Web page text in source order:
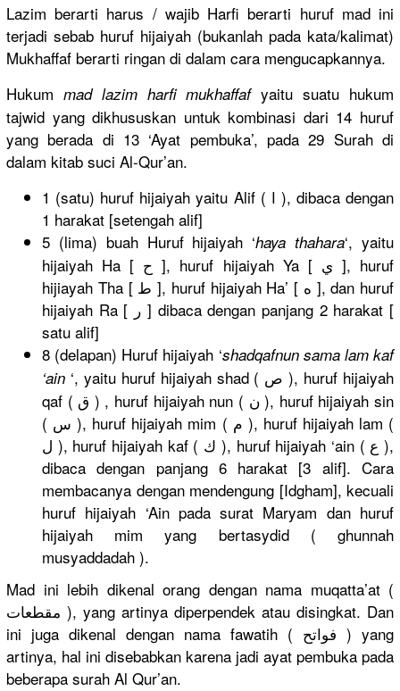
Lazim berarti harus / wajib Harfi berarti huruf mad ini
terjadi sebab huruf hijaiyah (bukanlah pada kata/kalimat)
Mukhaffaf berarti ringan di dalam cara mengucapkannya.
Hukum mad lazim harfi mukhaffafyaitu suatu hukum
tajwid yang dikhususkan untuk kombinasi dari 14 huruf
yang berada di 13 ‘Ayat pembuka’, pada 29 Surah di
dalam kitab suci Al-Qur’an.
1 (satu) huruf hijaiyah yaitu Alif ( ا ), dibaca dengan
1 harakat [setengah alif]
5 (lima) buah Huruf hijaiyah ‘haya thahara‘, yaitu
hijaiyah Ha [ ح ], huruf hijaiyah Ya [ ي ], huruf
hijiayah Tha [ ط ], huruf hijaiyah Ha’ [ ه ], dan huruf
hijaiyah Ra [ ر ] dibaca dengan panjang 2 harakat [
satu alif]
8 (delapan) Huruf hijaiyah ‘shadqafnun sama lam kaf
‘ain ‘, yaitu huruf hijaiyah shad ( ص ), huruf hijaiyah
qaf ( ق ) , huruf hijaiyah nun ( ن ), huruf hijaiyah sin
( س ), huruf hijaiyah mim ( م ), huruf hijaiyah lam (
ل ), huruf hijaiyah kaf ( ك ), huruf hijaiyah ‘ain ( ع ),
dibaca dengan panjang 6 harakat [3 alif]. Cara
membacanya dengan mendengung [Idgham], kecuali
huruf hijaiyah ‘Ain pada surat Maryam dan huruf
hijaiyah mim yang bertasydid ( ghunnah
musyaddadah ).
Mad ini lebih dikenal orang dengan nama muqatta’at (
مقطعات ), yang artinya diperpendek atau disingkat. Dan
ini juga dikenal dengan nama fawatih ( فواتح ) yang
artinya, hal ini disebabkan karena jadi ayat pembuka pada
beberapa surah Al Qur’an.